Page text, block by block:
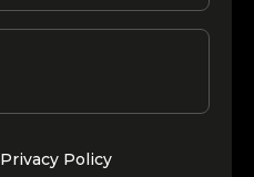
Privacy Policy